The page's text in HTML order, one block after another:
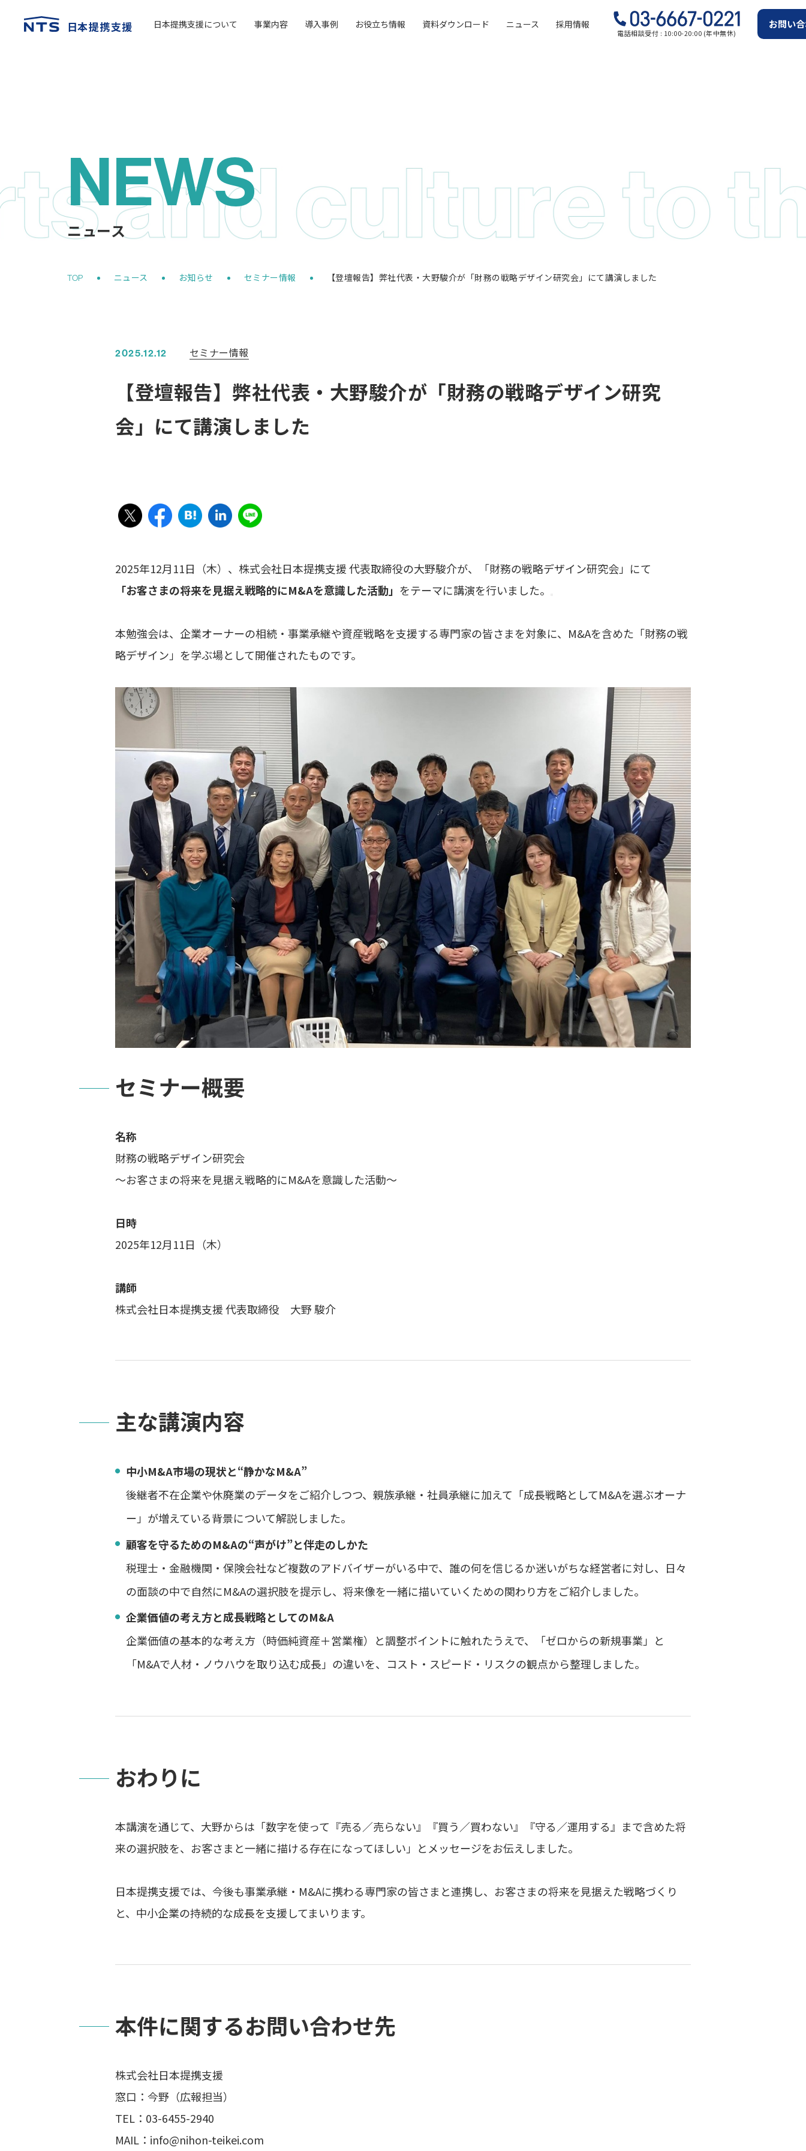
日本提携支援について 事業内容 導入事例 お役立ち情報 資料ダウンロード ニュース 採用情報
電話相談受付 : 10:00-20:00 (年中無休)
お問い
NEWS
ニュース
2025.12.12 セミナー情報
【登壇報告】弊社代表・大野駿介が「財務の戦略デザイン研究
会」にて講演しました
2025年12月11日（木）、株式会社日本提携支援 代表取締役の大野駿介が、「財務の戦略デザイン研究会」にて
「お客さまの将来を見据え戦略的にM&Aを意識した活動」 をテーマに講演を行いました。
本勉強会は、企業オーナーの相続・事業承継や資産戦略を支援する専門家の皆さまを対象に、M&Aを含めた「財務の戦
略デザイン」を学ぶ場として開催されたものです。
セミナー概要
名称
財務の戦略デザイン研究会
～お客さまの将来を見据え戦略的にM&Aを意識した活動～
日時
2025年12月11日（木）
講師
株式会社日本提携支援 代表取締役 大野 駿介
主な講演内容
中小M&A市場の現状と“静かなM&A”
後継者不在企業や休廃業のデータをご紹介しつつ、親族承継・社員承継に加えて「成長戦略としてM&Aを選ぶオーナ
ー」が増えている背景について解説しました。
顧客を守るためのM&Aの“声がけ”と伴走のしかた
税理士・金融機関・保険会社など複数のアドバイザーがいる中で、誰の何を信じるか迷いがちな経営者に対し、日々
の面談の中で自然にM&Aの選択肢を提示し、将来像を一緒に描いていくための関わり方をご紹介しました。
企業価値の考え方と成長戦略としてのM&A
企業価値の基本的な考え方（時価純資産＋営業権）と調整ポイントに触れたうえで、「ゼロからの新規事業」と
「M&Aで人材・ノウハウを取り込む成長」の違いを、コスト・スピード・リスクの観点から整理しました。
おわりに
本講演を通じて、大野からは「数字を使って『売る／売らない』『買う／買わない』『守る／運用する』まで含めた将
来の選択肢を、お客さまと一緒に描ける存在になってほしい」とメッセージをお伝えしました。
日本提携支援では、今後も事業承継・M&Aに携わる専門家の皆さまと連携し、お客さまの将来を見据えた戦略づくり
と、中小企業の持続的な成長を支援してまいります。
本件に関するお問い合わせ先
株式会社日本提携支援
窓口：今野（広報担当）
TEL：03-6455-2940
MAIL：info@nihon-teikei.com